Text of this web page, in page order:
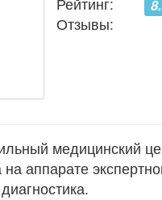
Отзывы:
медицинский
на аппарате